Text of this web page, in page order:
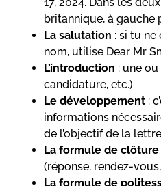
britannique, à gauche
La salutation : si tu ne
nom, utilise Dear Mr
L’introduction : une
candidature, etc.)
Le développement :
informations
de l’objectif de la
La formule de clôture
(réponse, rendez-
La formule de